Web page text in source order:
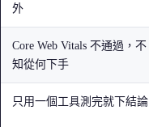
外
Core Web Vitals 不通過，不
知從何下手
只用一個工具測完就下結論